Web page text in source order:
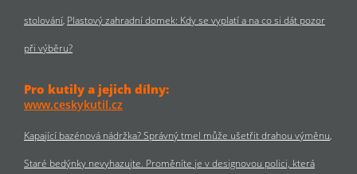
stolování Plastový zahradní domek: Kdy se vyplatí a na co si dát pozor
při výběru?
Pro kutily a jejich dílny:
www.ceskykutil.cz
Kapající bazénová nádržka? Správný tmel může ušetřit drahou výměnu
Staré bedýnky nevyhazujte. Proměníte je v designovou polici, která